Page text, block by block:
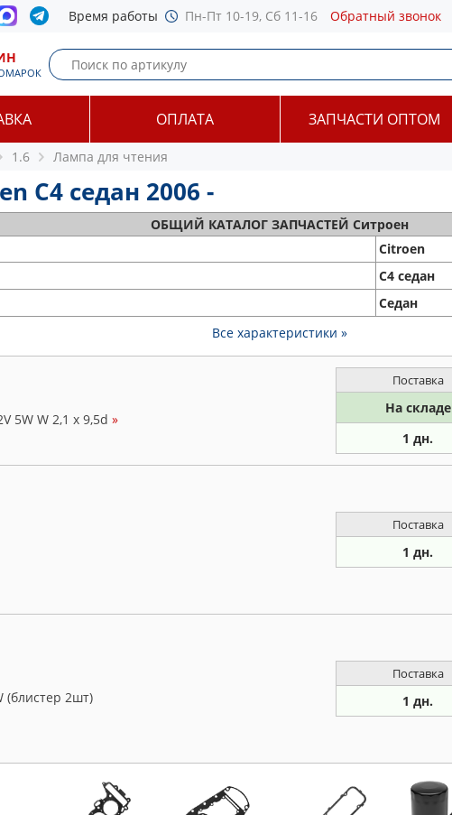
Время работы Пн-Пт 10-19, Сб 11-16 Обратный звонок
ОПЛАТА ЗАПЧАСТИ ОПТОМ
1.6 Лампа для чтения
C4 седан 2006 -
ОБЩИЙ КАТАЛОГ ЗАПЧАСТЕЙ Ситроен
Citroen
C4 седан
Седан
Все характеристики »
5W W 2,1 x 9,5d »
Поставка
На складе
1 дн.
Поставка
1 дн.
(блистер 2шт)
Поставка
1 дн.